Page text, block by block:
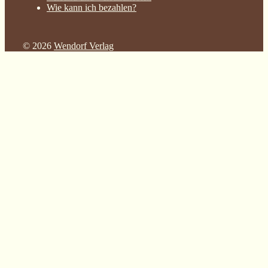
Wie kann ich bezahlen?
© 2026 Wendorf Verlag